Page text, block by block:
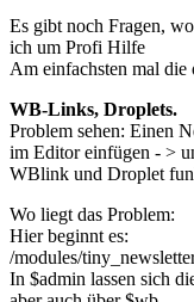
Es gibt noch Fragen,
ich um Profi Hilfe
Am einfachsten mal die
WB-Links, Droplets.
Problem sehen: Einen
im Editor einfügen - >
WBlink und Droplet
Wo liegt das Problem:
Hier beginnt es:
/modules/
In $admin lassen sich